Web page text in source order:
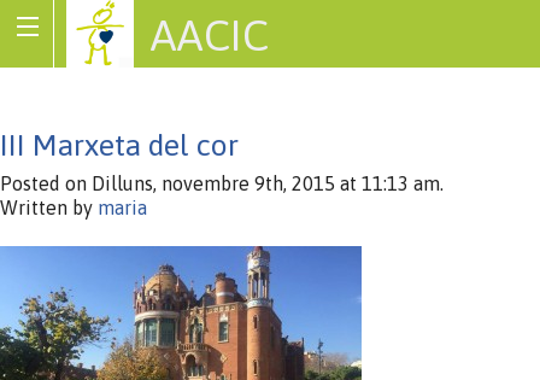
AACIC
III Marxeta del cor
Posted on Dilluns, novembre 9th, 2015 at 11:13 am.
Written by maria